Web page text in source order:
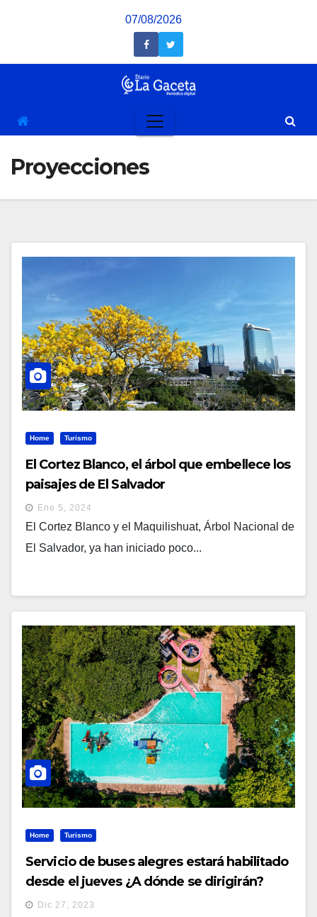
07/08/2026
Proyecciones
Home Turismo
El Cortez Blanco, el árbol que embellece los
paisajes de El Salvador
Ene 5, 2024
El Cortez Blanco y el Maquilishuat, Árbol Nacional de
El Salvador, ya han iniciado poco...
Home Turismo
Servicio de buses alegres estará habilitado
desde el jueves ¿A dónde se dirigirán?
Dic 27, 2023